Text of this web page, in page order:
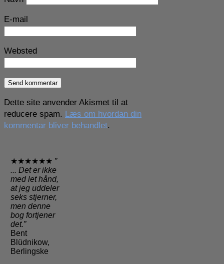
E-mail
Websted
Dette site anvender Akismet til at
reducere spam. Læs om hvordan din
kommentar bliver behandlet.
★★★★★★ ”
... Det er ikke
med let hånd,
at jeg uddeler
seks stjerner,
men denne
bog fortjener
det.”
Bent
Blüdnikow,
Berlingske